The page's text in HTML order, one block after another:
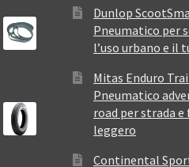
Dunlop
Pneumatico per
l’uso urbano e il
Mitas Enduro
Pneumatico
road per strada
leggero
Continental